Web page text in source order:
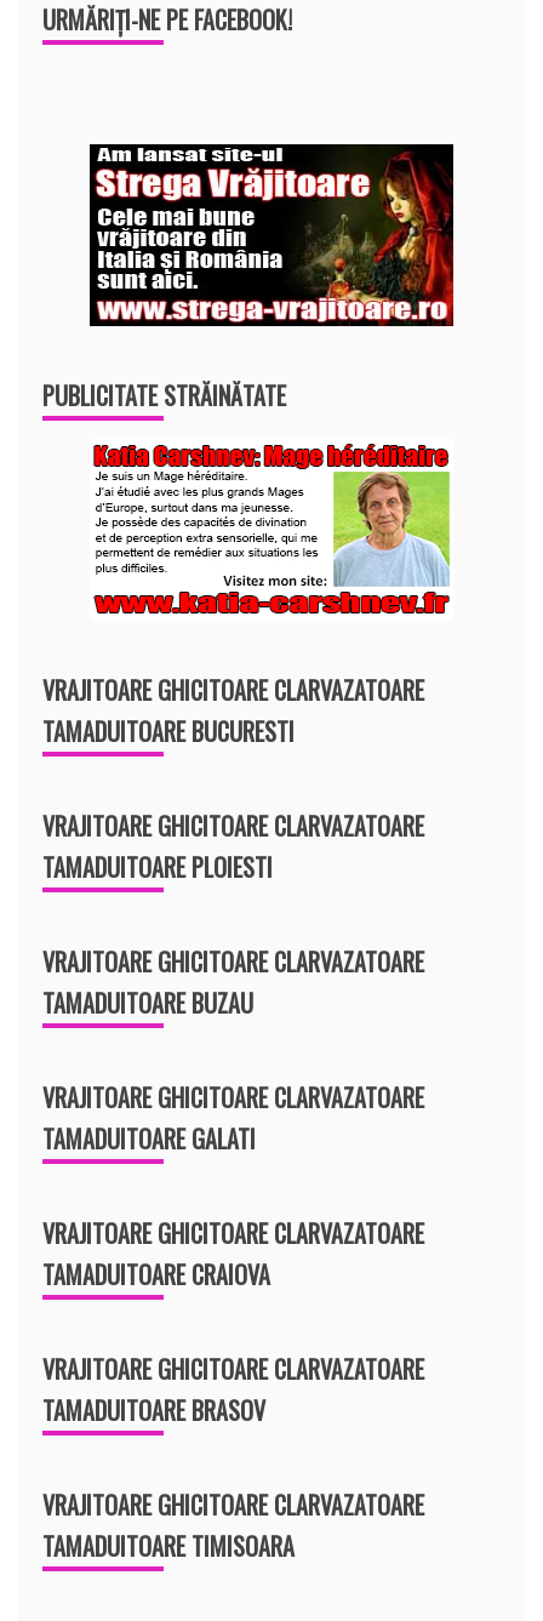
URMĂRIȚI-NE PE FACEBOOK!
PUBLICITATE STRĂINĂTATE
VRAJITOARE GHICITOARE CLARVAZATOARE
TAMADUITOARE BUCURESTI
VRAJITOARE GHICITOARE CLARVAZATOARE
TAMADUITOARE PLOIESTI
VRAJITOARE GHICITOARE CLARVAZATOARE
TAMADUITOARE BUZAU
VRAJITOARE GHICITOARE CLARVAZATOARE
TAMADUITOARE GALATI
VRAJITOARE GHICITOARE CLARVAZATOARE
TAMADUITOARE CRAIOVA
VRAJITOARE GHICITOARE CLARVAZATOARE
TAMADUITOARE BRASOV
VRAJITOARE GHICITOARE CLARVAZATOARE
TAMADUITOARE TIMISOARA